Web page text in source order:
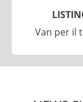
Van per il